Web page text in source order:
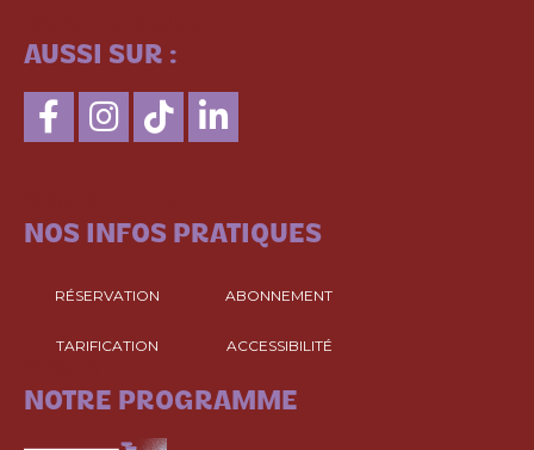
AUSSI SUR :
NOS INFOS PRATIQUES
RÉSERVATION ABONNEMENT
TARIFICATION ACCESSIBILITÉ
NOTRE PROGRAMME